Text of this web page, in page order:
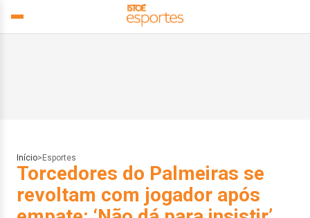
Início> Esportes
Torcedores do Palmeiras se
revoltam com jogador após